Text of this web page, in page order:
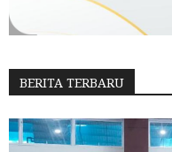
BERITA TERBARU